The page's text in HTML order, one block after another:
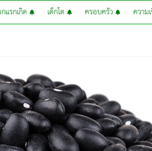
แรกเกิด เด็กโต ครอบครัว ความ